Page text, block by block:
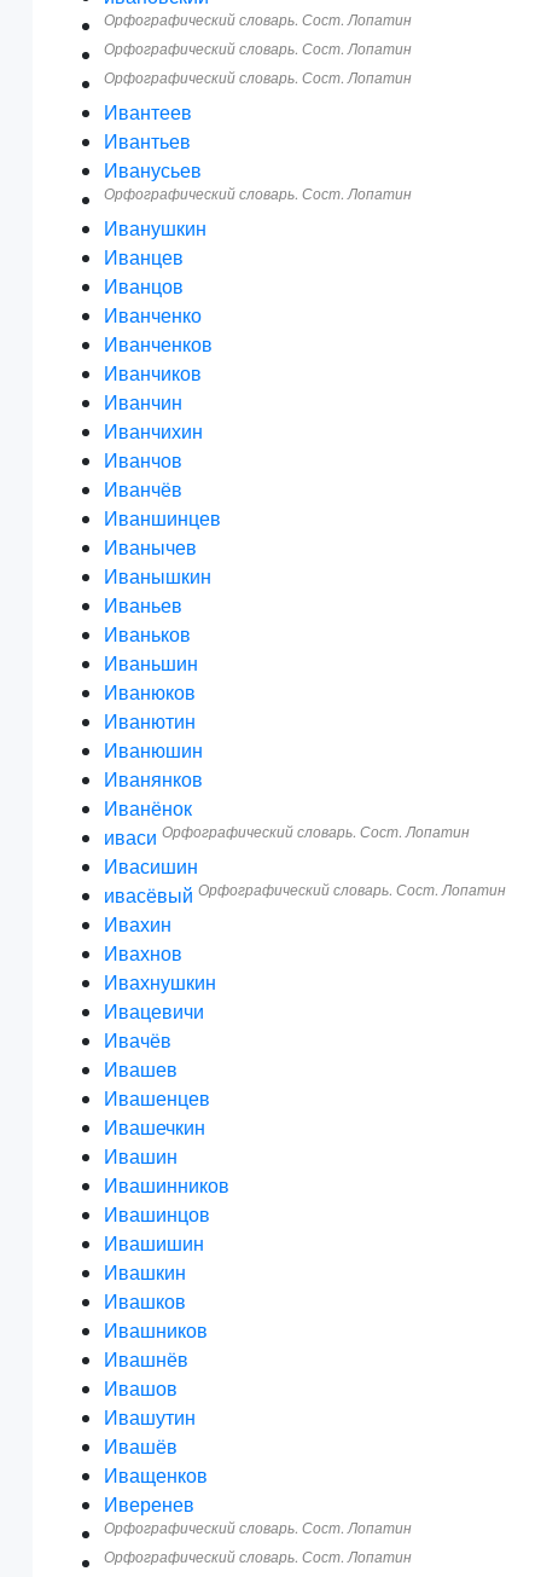
Орфографический словарь. Сост. Лопатин
Орфографический словарь. Сост. Лопатин
Орфографический словарь. Сост. Лопатин
Ивантеев
Ивантьев
Иванусьев
Орфографический словарь. Сост. Лопатин
Иванушкин
Иванцев
Иванцов
Иванченко
Иванченков
Иванчиков
Иванчин
Иванчихин
Иванчов
Иванчёв
Иваншинцев
Иванычев
Иванышкин
Иваньев
Иваньков
Иваньшин
Иванюков
Иванютин
Иванюшин
Иванянков
Иванёнок
иваси Орфографический словарь. Сост. Лопатин
Ивасишин
ивасёвый Орфографический словарь. Сост. Лопатин
Ивахин
Ивахнов
Ивахнушкин
Ивацевичи
Ивачёв
Ивашев
Ивашенцев
Ивашечкин
Ивашин
Ивашинников
Ивашинцов
Ивашишин
Ивашкин
Ивашков
Ивашников
Ивашнёв
Ивашов
Ивашутин
Ивашёв
Иващенков
Иверенев
Орфографический словарь. Сост. Лопатин
Орфографический словарь. Сост. Лопатин